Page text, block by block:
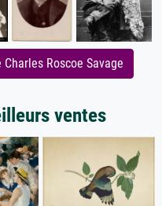
Roscoe Savage
ventes